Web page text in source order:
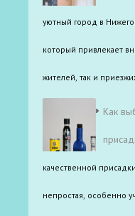
уютный город в
который привлекает
жителей, так и
Как
качественной
непростая, особенно